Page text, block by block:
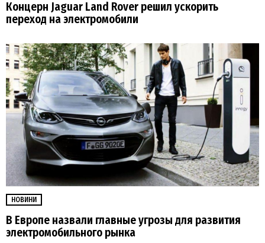
Концерн Jaguar Land Rover решил ускорить
переход на электромобили
НОВИНИ
В Европе назвали главные угрозы для развития
электромобильного рынка